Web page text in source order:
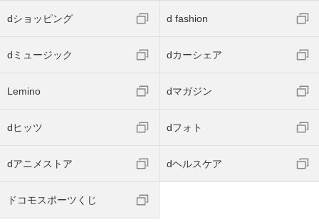
dショッピング d fashion
dミュージック dカーシェア
Lemino dマガジン
dヒッツ dフォト
dアニメストア dヘルスケア
ドコモスポーツくじ